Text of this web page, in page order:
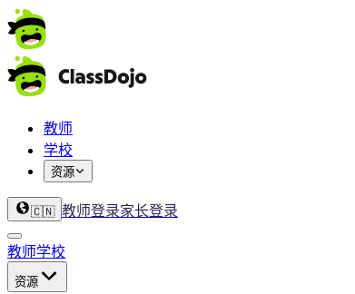
教师
学校
资源
🇨🇳 教师登录家长登录
教师学校
资源